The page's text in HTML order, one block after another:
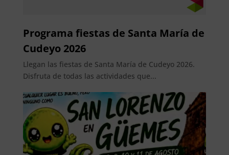
Programa fiestas de Santa María de
Cudeyo 2026
Llegan las fiestas de Santa María de Cudeyo 2026.
Disfruta de todas las actividades que...